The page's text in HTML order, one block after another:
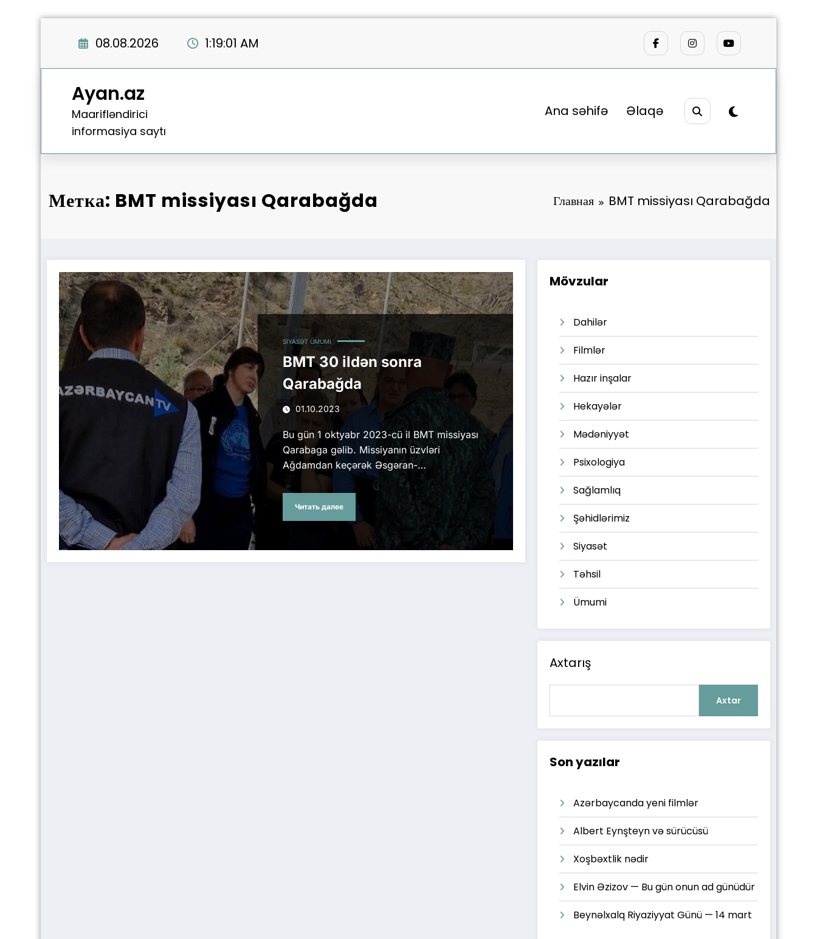
08.08.2026 1:19:01 AM
Ayan.az
Maarifləndirici
informasiya saytı
Ana səhifə Əlaqə
Метка: BMT missiyası Qarabağda Главная BMT missiyası Qarabağda
SIYASƏT ÜMUMI
BMT 30 ildən sonra
Qarabağda
01.10.2023
Bu gün 1 oktyabr 2023-cü il BMT missiyası
Qarabaga gəlib. Missiyanın üzvləri
Ağdamdan keçərək Əsgəran-…
Читать далее
Mövzular
Dahilər
Filmlər
Hazır inşalar
Hekayələr
Mədəniyyət
Psixologiya
Sağlamlıq
Şəhidlərimiz
Siyasət
Təhsil
Ümumi
Axtarış
Axtar
Son yazılar
Azərbaycanda yeni filmlər
Albert Eynşteyn və sürücüsü
Xoşbəxtlik nədir
Elvin Əzizov — Bu gün onun ad günüdür
Beynəlxalq Riyaziyyat Günü — 14 mart